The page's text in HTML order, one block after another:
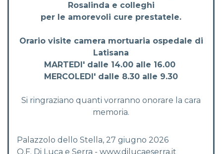
Rosalinda e colleghi
per le amorevoli cure prestatele.
Orario visite camera mortuaria ospedale di
Latisana
MARTEDI' dalle 14.00 alle 16.00
MERCOLEDI' dalle 8.30 alle 9.30
Si ringraziano quanti vorranno onorare la cara
memoria.
Palazzolo dello Stella, 27 giugno 2026
O.F. Di Luca e Serra - www.dilucaeserra.it